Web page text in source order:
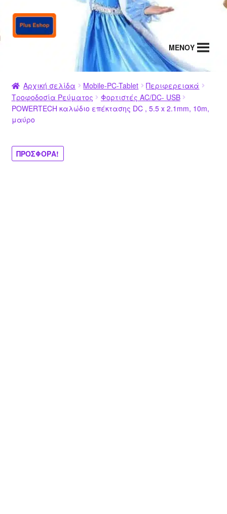
Απευθείας
μετάβαση
Μετάβαση
σε
MENΟΥ
Αρχική σελίδα Mobile-PC-Tablet
Περιφερειακά
Τροφοδοσία Ρεύματος
Φορτιστές AC/DC- USB
POWERTECH καλώδιο επέκτασης DC , 5.5 x 2.1mm, 10m,
μαύρο
ΠΡΟΣΦΟΡΆ!